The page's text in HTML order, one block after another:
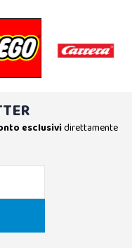
esclusividirettamente